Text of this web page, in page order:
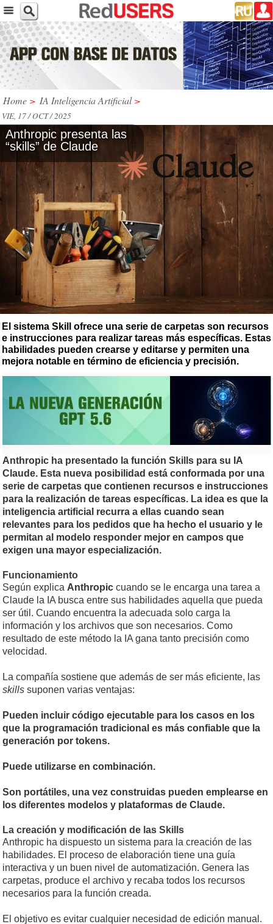
Home > IA Inteligencia Artificial >
VIE, 17 / OCT / 2025
Anthropic presenta las
“skills” de Claude
El sistema Skill ofrece una serie de carpetas son recursos
e instrucciones para realizar tareas más específicas. Estas
habilidades pueden crearse y editarse y permiten una
mejora notable en término de eficiencia y precisión.
Anthropic ha presentado la función Skills para su IA
Claude. Esta nueva posibilidad está conformada por una
serie de carpetas que contienen recursos e instrucciones
para la realización de tareas específicas. La idea es que la
inteligencia artificial recurra a ellas cuando sean
relevantes para los pedidos que ha hecho el usuario y le
permitan al modelo responder mejor en campos que
exigen una mayor especialización.
Funcionamiento
Según explica Anthropic cuando se le encarga una tarea a
Claude la IA busca entre sus habilidades aquella que pueda
ser útil. Cuando encuentra la adecuada solo carga la
información y los archivos que son necesarios. Como
resultado de este método la IA gana tanto precisión como
velocidad.
La compañía sostiene que además de ser más eficiente, las
skills suponen varias ventajas:
Pueden incluir código ejecutable para los casos en los
que la programación tradicional es más confiable que la
generación por tokens.
Puede utilizarse en combinación.
Son portátiles, una vez construidas pueden emplearse en
los diferentes modelos y plataformas de Claude.
La creación y modificación de las Skills
Anthropic ha dispuesto un sistema para la creación de las
habilidades. El proceso de elaboración tiene una guía
interactiva y un buen nivel de automatización. Genera las
carpetas, produce el archivo y recaba todos los recursos
necesarios para la función creada.
El objetivo es evitar cualquier necesidad de edición manual.